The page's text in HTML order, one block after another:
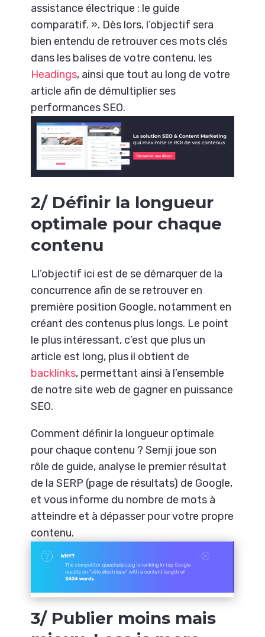
assistance électrique : le guide
comparatif. ». Dès lors, l’objectif sera
bien entendu de retrouver ces mots clés
dans les balises de votre contenu, les
Headings, ainsi que tout au long de votre
article afin de démultiplier ses
performances SEO.
2/ Définir la longueur
optimale pour chaque
contenu
Ll’objectif ici est de se démarquer de la
concurrence afin de se retrouver en
première position Google, notamment en
créant des contenus plus longs. Le point
le plus intéressant, c’est que plus un
article est long, plus il obtient de
backlinks, permettant ainsi à l’ensemble
de notre site web de gagner en puissance
SEO.
Comment définir la longueur optimale
pour chaque contenu ? Semji joue son
rôle de guide, analyse le premier résultat
de la SERP (page de résultats) de Google,
et vous informe du nombre de mots à
atteindre et à dépasser pour votre propre
contenu.
3/ Publier moins mais